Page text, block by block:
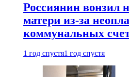
Россиянин вонзил
матери из-за
коммунальных
1 год спустя1 год спустя